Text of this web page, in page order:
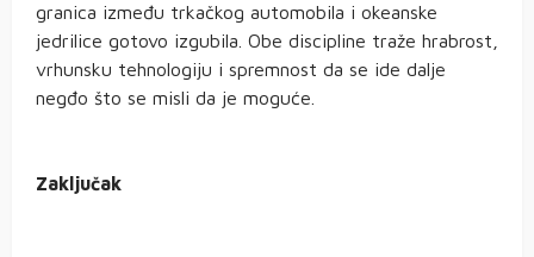
granica između trkačkog automobila i okeanske
jedrilice gotovo izgubila. Obe discipline traže hrabrost,
vrhunsku tehnologiju i spremnost da se ide dalje
negđo što se misli da je moguće.
Zaključak